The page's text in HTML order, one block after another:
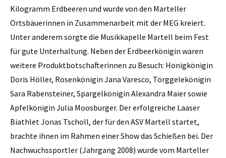
Kilogramm Erdbeeren und wurde von den Marteller
Ortsbäuerinnen in Zusammenarbeit mit der MEG kreiert.
Unter anderem sorgte die Musikkapelle Martell beim Fest
für gute Unterhaltung. Neben der Erdbeerkönigin waren
weitere Produktbotschafterinnen zu Besuch: Honigkönigin
Doris Höller, Rosenkönigin Jana Varesco, Törggelekönigin
Sara Rabensteiner, Spargelkönigin Alexandra Maier sowie
Apfelkönigin Julia Moosburger. Der erfolgreiche Laaser
Biathlet Jonas Tscholl, der für den ASV Martell startet,
brachte ihnen im Rahmen einer Show das Schießen bei. Der
Nachwuchssportler (Jahrgang 2008) wurde vom Marteller